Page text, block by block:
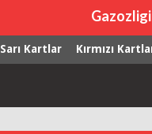
Gazozligi
Sarı Kartlar Kırmızı